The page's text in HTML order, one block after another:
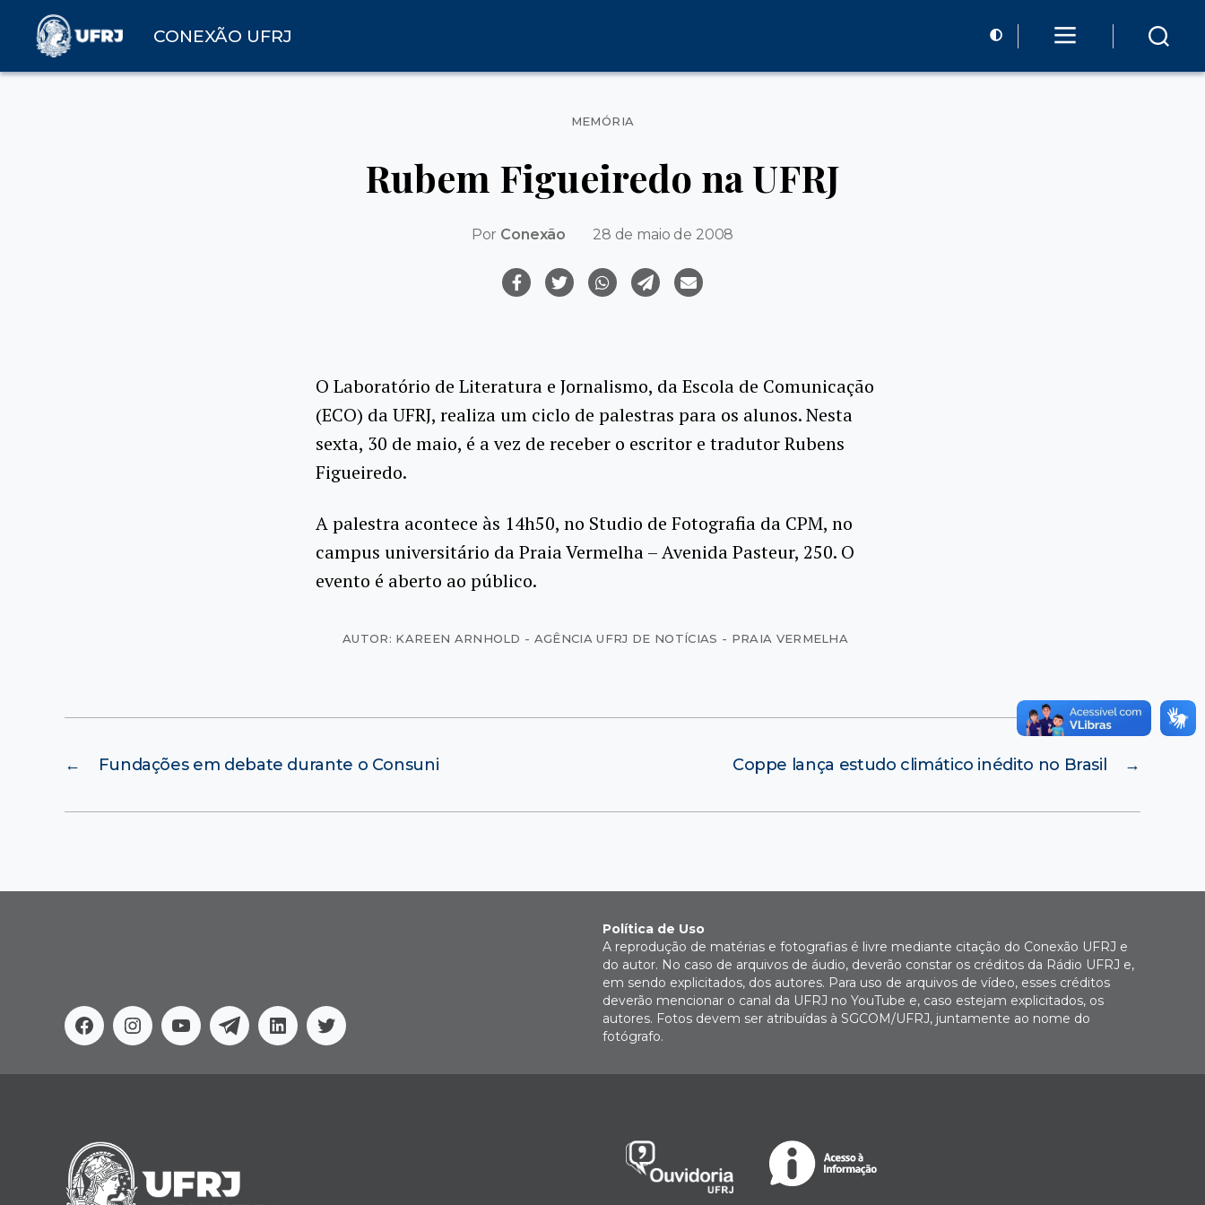
CONEXÃO UFRJ
Categorias
MEMÓRIA
Rubem Figueiredo na UFRJ
Por Conexão 28 de maio de 2008
O Laboratório de Literatura e Jornalismo, da Escola de Comunicação
(ECO) da UFRJ, realiza um ciclo de palestras para os alunos. Nesta
sexta, 30 de maio, é a vez de receber o escritor e tradutor Rubens
Figueiredo.
A palestra acontece às 14h50, no Studio de Fotografia da CPM, no
campus universitário da Praia Vermelha – Avenida Pasteur, 250. O
evento é aberto ao público.
AUTOR: KAREEN ARNHOLD - AGÊNCIA UFRJ DE NOTÍCIAS - PRAIA VERMELHA
← Fundações em debate durante o Consuni →
Coppe lança estudo climático inédito no Brasil
FacebookInstagram
YoutubeTelegramLinkedinTwitter
Política de Uso
A reprodução de matérias e fotografias é livre mediante citação do Conexão UFRJ e
do autor. No caso de arquivos de áudio, deverão constar os créditos da Rádio UFRJ e,
em sendo explicitados, dos autores. Para uso de arquivos de vídeo, esses créditos
deverão mencionar o canal da UFRJ no YouTube e, caso estejam explicitados, os
autores. Fotos devem ser atribuídas à SGCOM/UFRJ, juntamente ao nome do
fotógrafo.